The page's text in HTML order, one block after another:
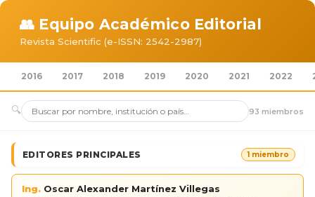
👥 Equipo Académico Editorial
Revista Scientific (e-ISSN: 2542-2987)
2016 2017 2018 2019 2020 2021 2022
🔍 93 miembros
EDITORES PRINCIPALES 1 miembro
Ing. Oscar Alexander Martínez Villegas